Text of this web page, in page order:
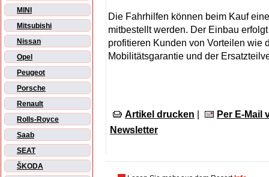
MINI
Mitsubishi
Nissan
Opel
Peugeot
Porsche
Renault
Rolls-Royce
Saab
SEAT
ŠKODA
Die Fahrhilfen können beim Kauf
mitbestellt werden. Der Einbau
profitieren Kunden von Vorteilen wie
Mobilitätsgarantie und der
Artikel drucken
Per E-Mail
Newsletter